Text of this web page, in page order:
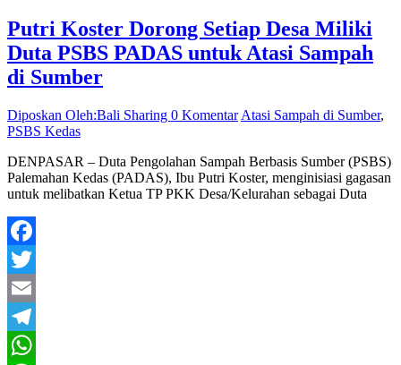
Putri Koster Dorong Setiap Desa Miliki
Duta PSBS PADAS untuk Atasi Sampah
di Sumber
Diposkan Oleh:Bali Sharing 0 Komentar Atasi Sampah di Sumber,
PSBS Kedas
DENPASAR – Duta Pengolahan Sampah Berbasis Sumber (PSBS)
Palemahan Kedas (PADAS), Ibu Putri Koster, menginisiasi gagasan
untuk melibatkan Ketua TP PKK Desa/Kelurahan sebagai Duta
Facebook
Twitter
Email
Telegram